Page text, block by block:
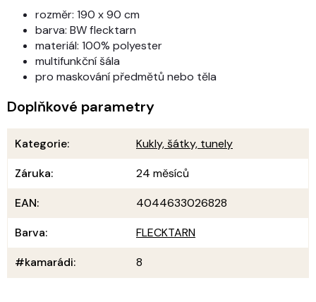
rozměr: 190 x 90 cm
barva: BW flecktarn
materiál: 100% polyester
multifunkční šála
pro maskování předmětů nebo těla
Doplňkové parametry
Kategorie:
Kukly, šátky, tunely
Záruka:
24 měsíců
EAN:
4044633026828
Barva:
FLECKTARN
#kamarádi: 8